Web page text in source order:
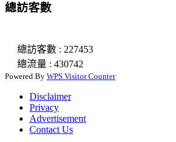
總訪客數
總訪客數 : 227453
總流量 : 430742
Powered By WPS Visitor Counter
Disclaimer
Privacy
Advertisement
Contact Us